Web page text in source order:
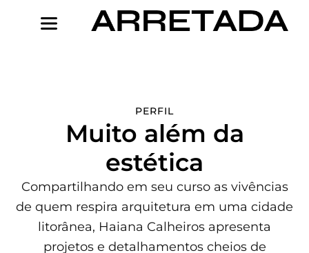
PERFIL
Muito além da
estética
Compartilhando em seu curso as vivências
de quem respira arquitetura em uma cidade
litorânea, Haiana Calheiros apresenta
projetos e detalhamentos cheios de